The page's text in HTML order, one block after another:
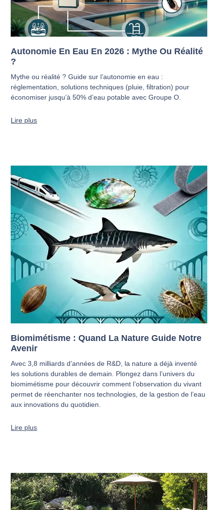
Autonomie En Eau En 2026 : Mythe Ou Réalité
?
Mythe ou réalité ? Guide sur l’autonomie en eau :
réglementation, solutions techniques (pluie, filtration) pour
économiser jusqu’à 50% d’eau potable avec Groupe O.
Lire plus
Biomimétisme : Quand La Nature Guide Notre
Avenir
Avec 3,8 milliards d’années de R&D, la nature a déjà inventé
les solutions durables de demain. Plongez dans l’univers du
biomimétisme pour découvrir comment l’observation du vivant
permet de réenchanter nos technologies, de la gestion de l’eau
aux innovations du quotidien.
Lire plus